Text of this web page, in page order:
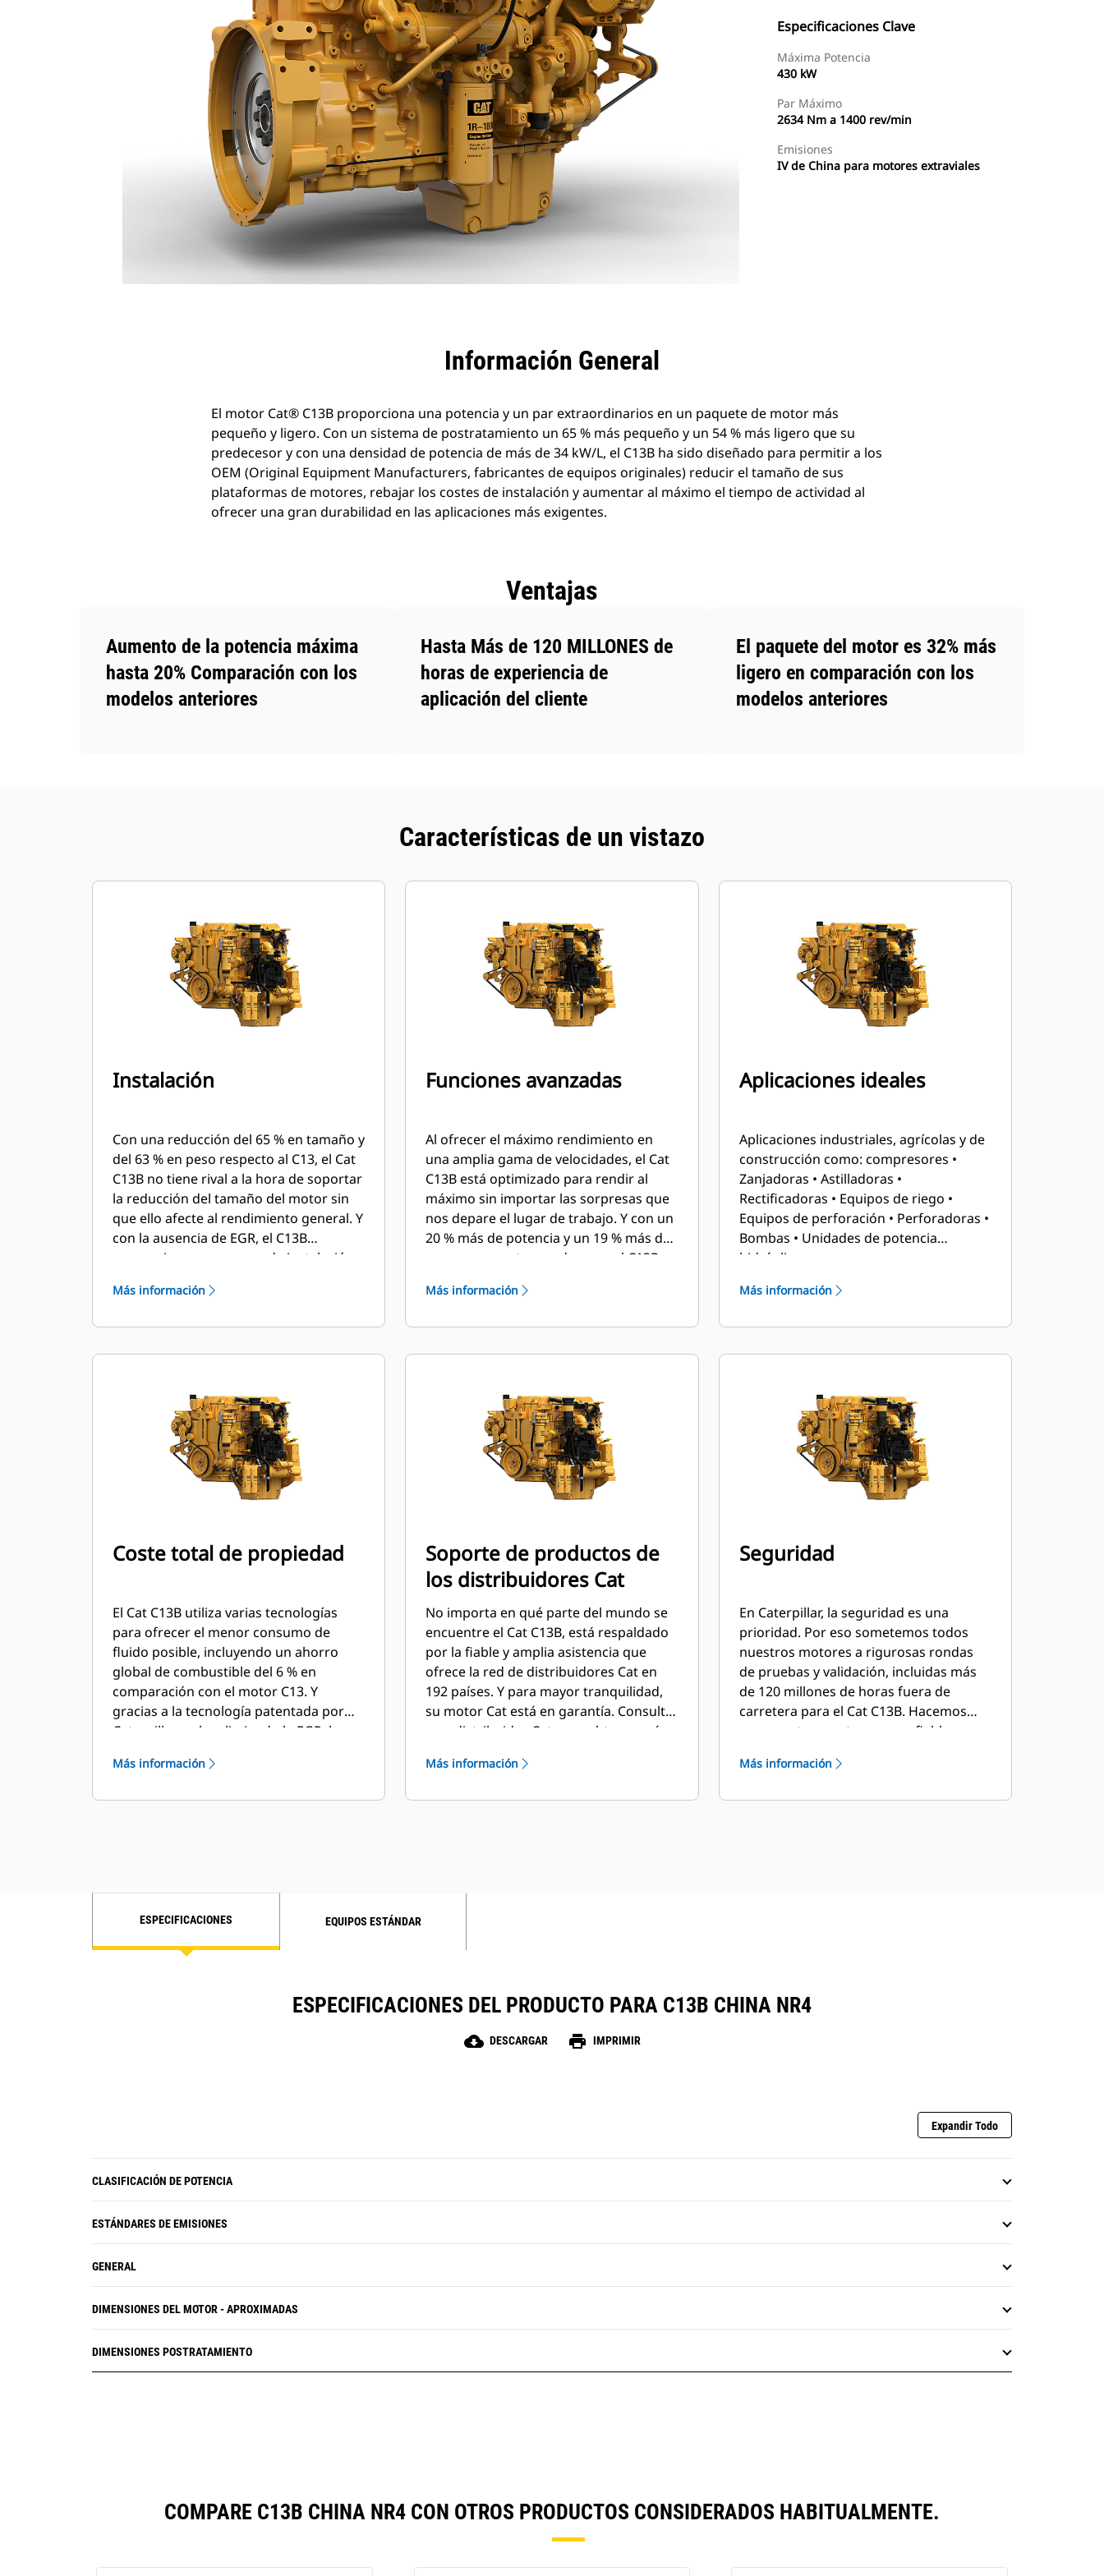
Especificaciones Clave
Máxima Potencia
430 kW
Par Máximo
2634 Nm a 1400 rev/min
Emisiones
IV de China para motores extraviales
Información General
El motor Cat® C13B proporciona una potencia y un par extraordinarios en un paquete de motor más
pequeño y ligero. Con un sistema de postratamiento un 65 % más pequeño y un 54 % más ligero que su
predecesor y con una densidad de potencia de más de 34 kW/L, el C13B ha sido diseñado para permitir a los
OEM (Original Equipment Manufacturers, fabricantes de equipos originales) reducir el tamaño de sus
plataformas de motores, rebajar los costes de instalación y aumentar al máximo el tiempo de actividad al
ofrecer una gran durabilidad en las aplicaciones más exigentes.
Ventajas
Aumento de la potencia máxima
hasta 20% Comparación con los
modelos anteriores
Hasta Más de 120 MILLONES de
horas de experiencia de
aplicación del cliente
El paquete del motor es 32% más
ligero en comparación con los
modelos anteriores
Características de un vistazo
Instalación
Con una reducción del 65 % en tamaño y
del 63 % en peso respecto al C13, el Cat
C13B no tiene rival a la hora de soportar
la reducción del tamaño del motor sin
que ello afecte al rendimiento general. Y
con la ausencia de EGR, el C13B
proporciona un proceso de instalación
tiempo y costes valiosos.
Más información
Funciones avanzadas
Al ofrecer el máximo rendimiento en
una amplia gama de velocidades, el Cat
C13B está optimizado para rendir al
máximo sin importar las sorpresas que
nos depare el lugar de trabajo. Y con un
20 % más de potencia y un 19 % más de
par que su motor predecesor, el C13B
afrontar los duros retos que los
Más información
Aplicaciones ideales
Aplicaciones industriales, agrícolas y de
construcción como: compresores •
Zanjadoras • Astilladoras •
Rectificadoras • Equipos de riego •
Equipos de perforación • Perforadoras •
Bombas • Unidades de potencia
hidráulica
Más información
Coste total de propiedad
El Cat C13B utiliza varias tecnologías
para ofrecer el menor consumo de
fluido posible, incluyendo un ahorro
global de combustible del 6 % en
comparación con el motor C13. Y
gracias a la tecnología patentada por
Caterpillar, se ha eliminado la EGR, los
de 5000 horas para los servicios de
Más información
Soporte de productos de
los distribuidores Cat
No importa en qué parte del mundo se
encuentre el Cat C13B, está respaldado
por la fiable y amplia asistencia que
ofrece la red de distribuidores Cat en
192 países. Y para mayor tranquilidad,
su motor Cat está en garantía. Consulte
a su distribuidor Cat para obtener más
Más información
Seguridad
En Caterpillar, la seguridad es una
prioridad. Por eso sometemos todos
nuestros motores a rigurosas rondas
de pruebas y validación, incluidas más
de 120 millones de horas fuera de
carretera para el Cat C13B. Hacemos
que nuestros motores sean fiables, para
en mantener su lugar de trabajo seguro
Más información
ESPECIFICACIONES EQUIPOS ESTÁNDAR
ESPECIFICACIONES DEL PRODUCTO PARA C13B CHINA NR4
cloud_download DESCARGAR print IMPRIMIR
Expandir Todo
CLASIFICACIÓN DE POTENCIA
ESTÁNDARES DE EMISIONES
GENERAL
DIMENSIONES DEL MOTOR - APROXIMADAS
DIMENSIONES POSTRATAMIENTO
COMPARE C13B CHINA NR4 CON OTROS PRODUCTOS CONSIDERADOS HABITUALMENTE.